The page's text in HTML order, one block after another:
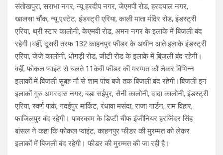
संतोखपुरा, सराभा नगर, न्यू हरदीप नगर, जेएमपी रोड, हरदयाल नगर,
खालसा चौंक, न्यू एस्टेट, इंडस्ट्री एरिया, काली माता मंदिर रोड, इंडस्ट्री
एरिया, थ्री स्टार कालोनी, केएमवी रोड, अमन नगर के इलाके में बिजली बंद
रहेगी।वहीं, दूसरी तरफ 132 काहनपुर फीडर के अधीन आते इलाके इंडस्ट्री
एरिया, जेजे कालोनी, धोगड़ी रोड, जीटी रोड के इलाके में बिजली बंद रहेगी।
वहीं, फोकल प्वाइंट से चलते 11केवी फीडर की मरम्मत को लेकर विभिन्न
इलाकों में बिजली सुबह नौ से शाम पांच बजे तक बिजली बंद रहेगी।बिजली इन
इलाकों गुरु अमरदास नगर, बड़ा सईपुर, सैनी कालोनी, दादा कालोनी, इंडस्ट्री
एरिया, स्वर्ण पार्क, गदईपुर मार्किट, रंधावा मसंदा, राजा गार्डन, राम विहार,
फाजिलपुर बंद रहेगी। पावरकाम के डिप्टी चीफ इंजीनियर हरजिंदर सिंह
बांसल ने कहा कि फोकल प्वाइंट, काहनपुर फीडर की मुरम्मत को लेकर
इलाकों में बिजली बंद रहेगी। फीडर की मुरम्मत की जा रही है।